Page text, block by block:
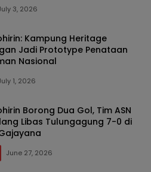
3, 2026
Kampung Heritage
Jadi Prototype Penataan
Nasional
1, 2026
Borong Dua Gol, Tim ASN
Libas Tulungagung 7-0 di
June 27, 2026